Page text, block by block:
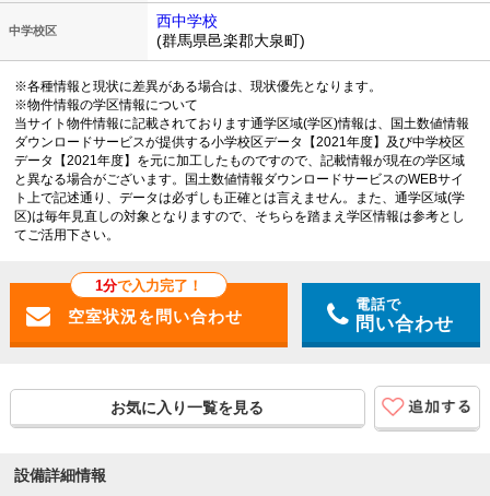
中学校区
西中学校
(群馬県邑楽郡大泉町)
※各種情報と現状に差異がある場合は、現状優先となります。
※物件情報の学区情報について
当サイト物件情報に記載されております通学区域(学区)情報は、国土数値情報
ダウンロードサービスが提供する小学校区データ【2021年度】及び中学校区
データ【2021年度】を元に加工したものですので、記載情報が現在の学区域
と異なる場合がございます。国土数値情報ダウンロードサービスのWEBサイ
ト上で記述通り、データは必ずしも正確とは言えません。また、通学区域(学
区)は毎年見直しの対象となりますので、そちらを踏まえ学区情報は参考とし
てご活用下さい。
1分で入力完了！
電話で
問い合わせ
お気に入り一覧を見る
設備詳細情報